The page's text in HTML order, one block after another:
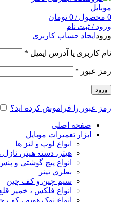
0 محصول /
0 تومان
ورود / ثبت نام
ورود ایجاد حساب کاربری
نام کاربری یا آدرس ایمیل *
رمز عبور *
ورود
رمز عبور را فراموش کرده اید؟
صفحه اصلی
ابزار تعمیرات موبایل
انواع لوپ و لنز ها
هیتر، دسته هیتر، نازل
انواع پیچ‌ گوشتی و
بطری تینر
سیم چین و کف چین
انواع فلکس ، خمیر
انواع نوک هویه ، کف